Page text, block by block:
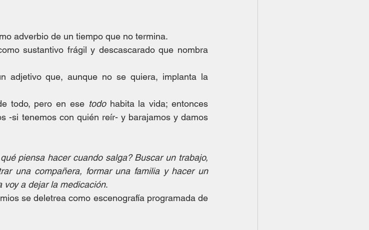
adverbio de un tiempo que no termina.
sustantivo frágil y descascarado que nombra
adjetivo que, aunque no se quiera, implanta la
todo, pero en ese todo habita la vida; entonces
-si tenemos con quién reír- y barajamos y damos
piensa hacer cuando salga? Buscar un trabajo,
una compañera, formar una familia y hacer un
a dejar la medicación.
se deletrea como escenografía programada de